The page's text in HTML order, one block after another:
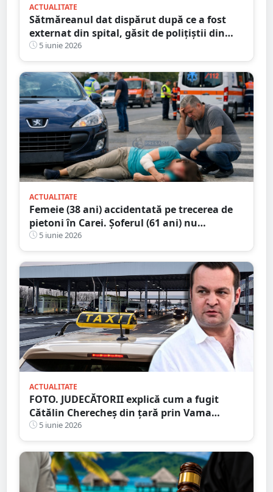
ACTUALITATE
Sătmăreanul dat dispărut după ce a fost
externat din spital, găsit de polițiștii din
Ungaria
5 iunie 2026
ACTUALITATE
Femeie (38 ani) accidentată pe trecerea de
pietoni în Carei. Șoferul (61 ani) nu
consumase alcool
5 iunie 2026
ACTUALITATE
FOTO. JUDECĂTORII explică cum a fugit
Cătălin Cherecheș din țară prin Vama
Petea. „Plan bine pus la punct, în cele mai
mici detalii”
5 iunie 2026